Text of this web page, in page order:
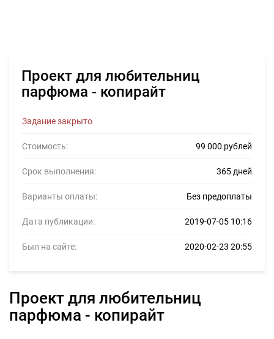
Проект для любительниц
парфюма - копирайт
Задание закрыто
Стоимость: 99 000 рублей
Срок выполнения: 365 дней
Варианты оплаты: Без предоплаты
Дата публикации: 2019-07-05 10:16
Был на сайте: 2020-02-23 20:55
Проект для любительниц
парфюма - копирайт